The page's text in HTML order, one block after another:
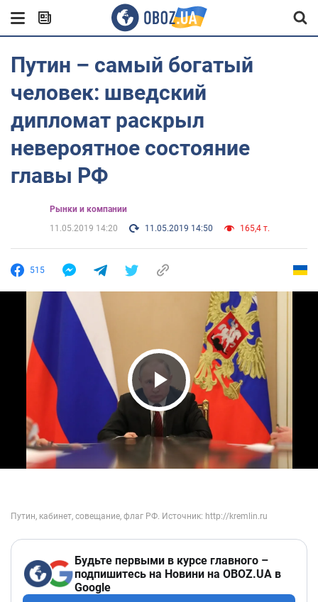
Путин – самый богатый
человек: шведский
дипломат раскрыл
невероятное состояние
главы РФ
Рынки и компании
11.05.2019 14:20
11.05.2019 14:50 165,4 т.
515
Play Video
Будьте первыми в курсе главного –
подпишитесь на Новини на OBOZ.UA в
Google